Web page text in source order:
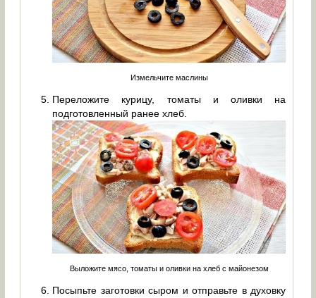
Измельчите маслины
Переложите курицу, томаты и оливки на
подготовленный ранее хлеб.
Выложите мясо, томаты и оливки на хлеб с майонезом
Посыпьте заготовки сыром и отправьте в духовку